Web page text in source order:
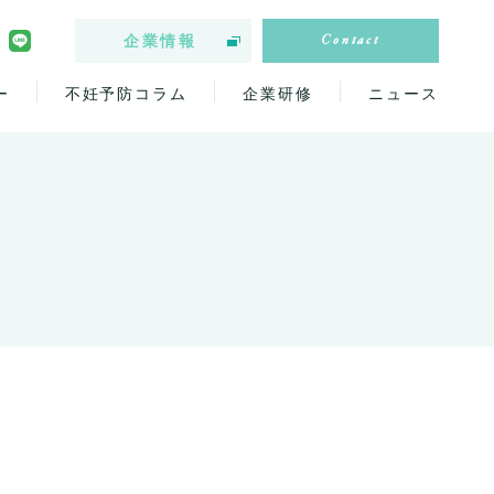
企業情報 Contact
不妊予防コラム 企業研修 ニュース